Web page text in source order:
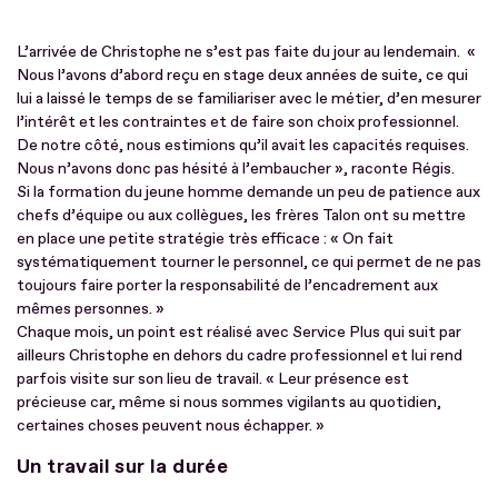
L’arrivée de Christophe ne s’est pas faite du jour au lendemain. «
Nous l’avons d’abord reçu en stage deux années de suite, ce qui
lui a laissé le temps de se familiariser avec le métier, d’en mesurer
l’intérêt et les contraintes et de faire son choix professionnel.
De notre côté, nous estimions qu’il avait les capacités requises.
Nous n’avons donc pas hésité à l’embaucher », raconte Régis.
Si la formation du jeune homme demande un peu de patience aux
chefs d’équipe ou aux collègues, les frères Talon ont su mettre
en place une petite stratégie très efficace : « On fait
systématiquement tourner le personnel, ce qui permet de ne pas
toujours faire porter la responsabilité de l’encadrement aux
mêmes personnes. »
Chaque mois, un point est réalisé avec Service Plus qui suit par
ailleurs Christophe en dehors du cadre professionnel et lui rend
parfois visite sur son lieu de travail. « Leur présence est
précieuse car, même si nous sommes vigilants au quotidien,
certaines choses peuvent nous échapper. »
Un travail sur la durée